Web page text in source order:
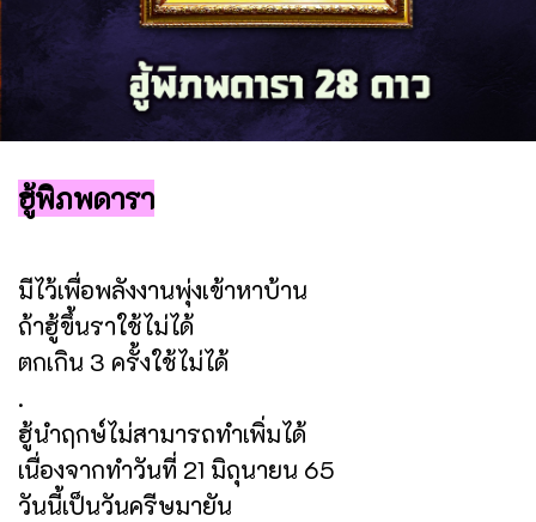
ฮู้พิภพดารา
มีไว้เพื่อพลังงานพุ่งเข้าหาบ้าน
ถ้าฮู้ขึ้นราใช้ไม่ได้
ตกเกิน 3 ครั้งใช้ไม่ได้
.
ฮู้นำฤกษ์ไม่สามารถทำเพิ่มได้
เนื่องจากทำวันที่ 21 มิถุนายน 65
วันนี้เป็นวันครีษมายัน